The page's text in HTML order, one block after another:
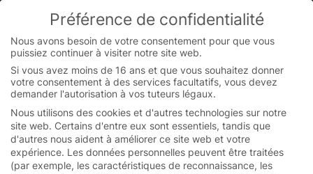
You are currently on the French website.
Switch to the English version.
Skip
content
Mentions légales
de EFAFLEX
Préférence de confidentialité
Nous avons besoin de votre consentement pour que vous
puissiez continuer à visiter notre site web.
Si vous avez moins de 16 ans et que vous souhaitez donner
votre consentement à des services facultatifs, vous devez
demander l'autorisation à vos tuteurs légaux.
Nous utilisons des cookies et d'autres technologies sur notre
site web. Certains d'entre eux sont essentiels, tandis que
d'autres nous aident à améliorer ce site web et votre
expérience. Les données personnelles peuvent être traitées
(par exemple, les caractéristiques de reconnaissance, les